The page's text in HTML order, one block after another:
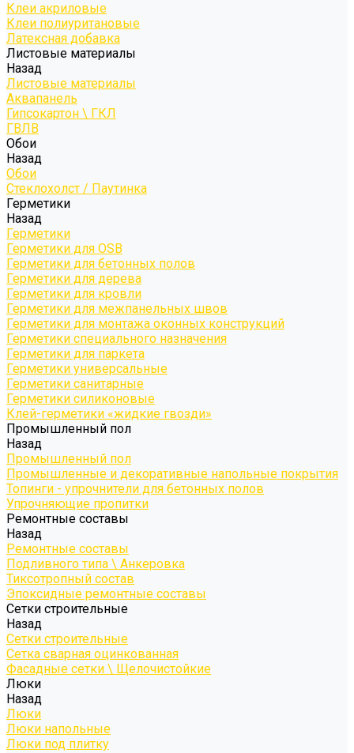
Клеи акриловые
Клеи полиуритановые
Латексная добавка
Листовые материалы
Назад
Листовые материалы
Аквапанель
Гипсокартон \ ГКЛ
ГВЛВ
Обои
Назад
Обои
Стеклохолст / Паутинка
Герметики
Назад
Герметики
Герметики для OSB
Герметики для бетонных полов
Герметики для дерева
Герметики для кровли
Герметики для межпанельных швов
Герметики для монтажа оконных конструкций
Герметики специального назначения
Герметики для паркета
Герметики универсальные
Герметики санитарные
Герметики силиконовые
Клей-герметики «жидкие гвозди»
Промышленный пол
Назад
Промышленный пол
Промышленные и декоративные напольные покрытия
Топинги - упрочнители для бетонных полов
Упрочняющие пропитки
Ремонтные составы
Назад
Ремонтные составы
Подливного типа \ Анкеровка
Тиксотропный состав
Эпоксидные ремонтные составы
Сетки строительные
Назад
Сетки строительные
Сетка сварная оцинкованная
Фасадные сетки \ Щелочистойкие
Люки
Назад
Люки
Люки напольные
Люки под плитку